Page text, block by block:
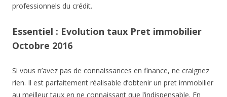
professionnels du crédit.
Essentiel : Evolution taux Pret immobilier
Octobre 2016
Si vous n’avez pas de connaissances en finance, ne craignez
rien. Il est parfaitement réalisable d’obtenir un pret immobilier
au meilleur taux en ne connaissant que l’indispensable. En